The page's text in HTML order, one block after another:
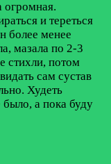
огромная.
и тереться
более менее
мазала по 2-3
стихли, потом
сам сустав
Худеть
а пока буду